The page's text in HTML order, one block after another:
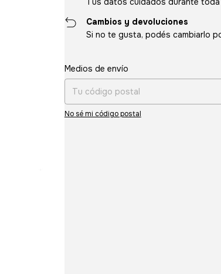
Cambios y devoluciones
Si no te gusta, podés cambiarlo
Entregas para el CP:
Medios de envío
No sé mi código postal